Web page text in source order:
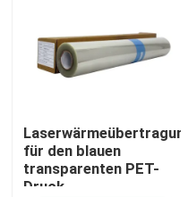
Fabrik Tour
Qualitätskontrolle
Kontakt
für den blauen
transparenten PET-
Druck